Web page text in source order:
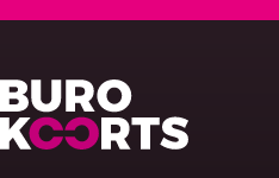
Terug naar home